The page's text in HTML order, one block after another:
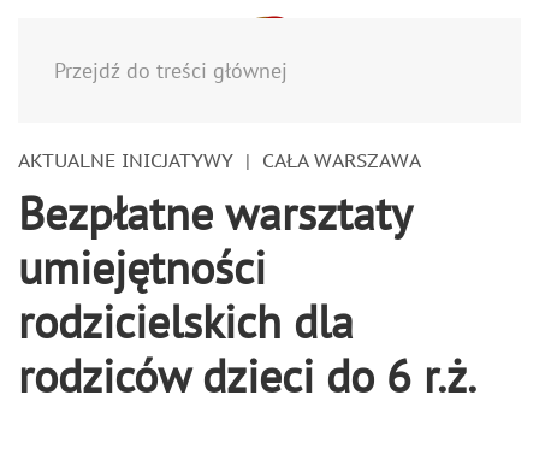
Przejdź do treści głównej
AKTUALNE INICJATYWY CAŁA WARSZAWA
Bezpłatne warsztaty
umiejętności
rodzicielskich dla
rodziców dzieci do 6 r.ż.